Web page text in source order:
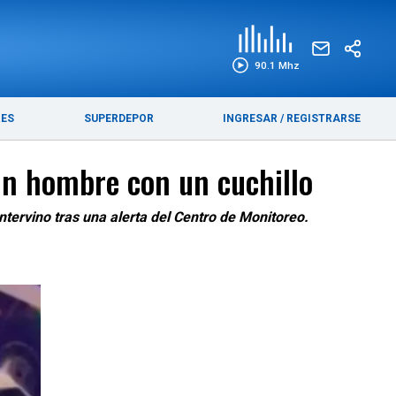
90.1 Mhz
SUPERDEPOR INGRESAR / REGISTRARSE
hombre con un cuchillo
tras una alerta del Centro de Monitoreo.